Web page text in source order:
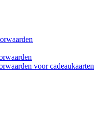
voor cadeaukaarten